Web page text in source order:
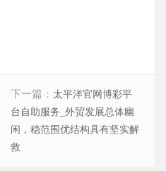
下一篇： 太平洋官网博彩平
台自助服务_外贸发展总体幽
闲，稳范围优结构具有坚实解
救